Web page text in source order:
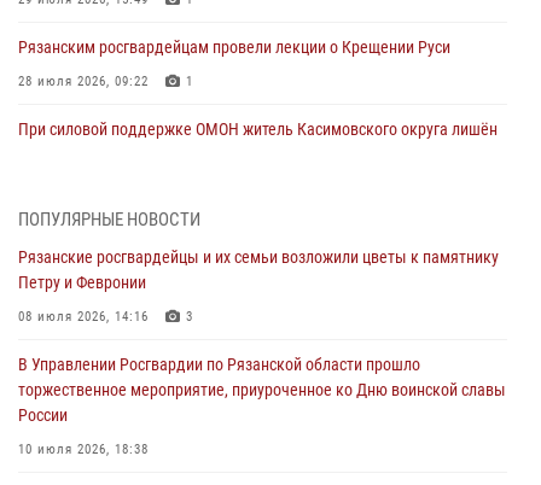
Рязанским росгвардейцам провели лекции о Крещении Руси
28 июля 2026, 09:22 1
При силовой поддержке ОМОН житель Касимовского округа лишён
27 июля 2026, 15:26
Офицер вневедомственной охраны в эфире «Радио России - Рязань»
рассказал о службе во вневедомственной охране
23 июля 2026, 09:02
В Рязани почтили память офицеров СОБР, погибших при исполнении
служебного долга
ПОПУЛЯРНЫЕ НОВОСТИ
Рязанские росгвардейцы и их семьи возложили цветы к памятнику
Петру и Февронии
08 июля 2026, 14:16 3
В Управлении Росгвардии по Рязанской области прошло
торжественное мероприятие, приуроченное ко Дню воинской славы
России
10 июля 2026, 18:38